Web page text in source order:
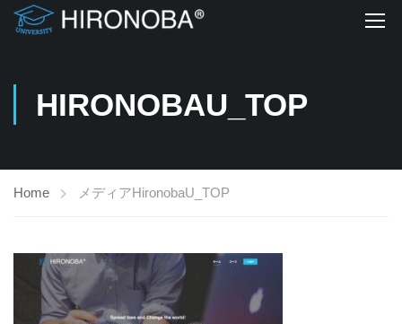
HIRONOBAU_TOP
Home メディアHironobaU_TOP